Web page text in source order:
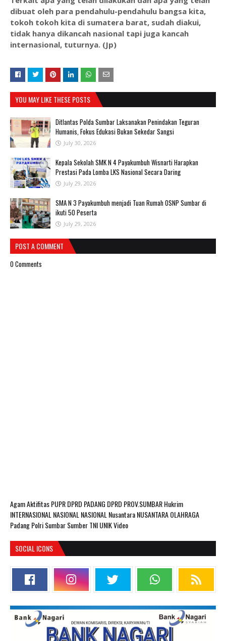
dibuat oleh para pendahulu-pendahulu bangsa kita,
tokoh tokoh kita di sumatera barat, sudah diakui,
tidak hanya dikancah nasional tapi juga kancah
internasional, tuturnya. (Jp)
YOU MAY LIKE THESE POSTS
Ditlantas Polda Sumbar Laksanakan Penindakan Teguran
Humanis, Fokus Edukasi Bukan Sekedar Sangsi
July 30, 2026
Kepala Sekolah SMK N 4 Payakumbuh Wisnarti Harapkan
Prestasi Pada Lomba LKS Nasional Secara Daring
July 29, 2026
SMA N 3 Payakumbuh menjadi Tuan Rumah OSNP Sumbar di
ikuti 50 Peserta
July 29, 2026
POST A COMMENT
0 Comments
AgamAktifitas PUPRDPRD PADANG DPRD PROV.SUMBARHukrim
INTERNASIONAL NASIONAL NASIONAL NusantaraNUSANTARAOLAHRAGA
PadangPolriSumbarSumberTNIUNIKVideo
SOCIAL ICONS